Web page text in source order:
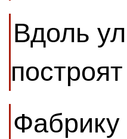
Вдоль